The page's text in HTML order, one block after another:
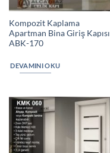
Kompozit Kaplama
Apartman Bina Giriş Kapısı
ABK-170
DEVAMINI OKU